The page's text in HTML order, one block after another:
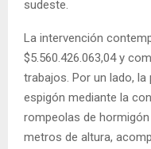
sudeste.
La intervención
$5.560.426.063,04 y
trabajos. Por un lado,
espigón mediante la
rompeolas de
metros de altura,